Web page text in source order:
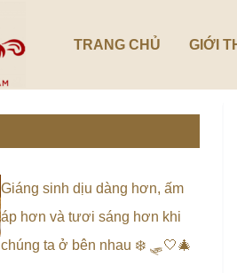
TRANG CHỦ GIỚI
Giáng sinh dịu dàng hơn, ấm
áp hơn và tươi sáng hơn khi
chúng ta ở bên nhau ❄️ 🛷🤍🎄